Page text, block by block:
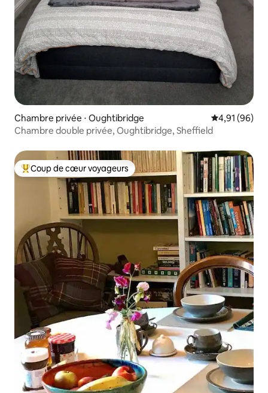
Chambre privée ⋅ Oughtibridge Évaluation
4,91 (96)
Chambre double privée, Oughtibridge, Sheffield
Coups de cœur voyageurs les plus appréciés
Coup de cœur voyageurs